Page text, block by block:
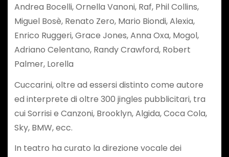
Andrea Bocelli, Ornella Vanoni, Raf, Phil Collins,
Miguel Bosè, Renato Zero, Mario Biondi, Alexia,
Enrico Ruggeri, Grace Jones, Anna Oxa, Mogol,
Adriano Celentano, Randy Crawford, Robert
Palmer, Lorella
Cuccarini, oltre ad essersi distinto come autore
ed interprete di oltre 300 jingles pubblicitari, tra
cui Sorrisi e Canzoni, Brooklyn, Algida, Coca Cola,
Sky, BMW, ecc.
In teatro ha curato la direzione vocale dei